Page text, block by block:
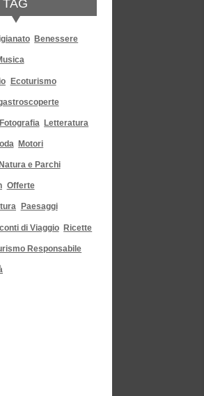
TAG
Benessere
Ecoturismo
Fotografia Letteratura
Motori
Natura e Parchi
Offerte
Paesaggi
di Viaggio Ricette
Responsabile